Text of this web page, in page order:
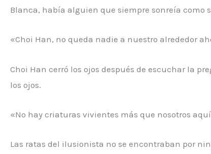
Blanca, había alguien que siempre sonreía como
«Choi Han, no queda nadie a nuestro alrededor
Choi Han cerró los ojos después de escuchar la
los ojos.
«No hay criaturas vivientes más que nosotros
Las ratas del ilusionista no se encontraban por